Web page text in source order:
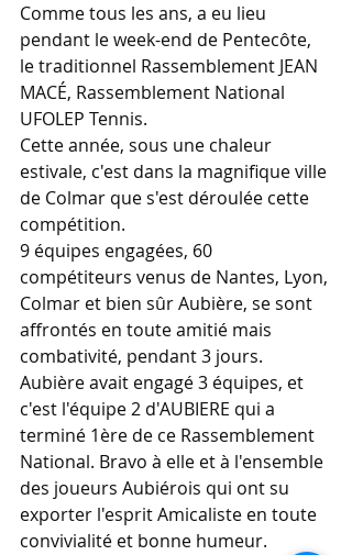
Comme tous les ans, a eu lieu
pendant le week-end de Pentecôte,
le traditionnel Rassemblement JEAN
MACÉ, Rassemblement National
UFOLEP Tennis.
Cette année, sous une chaleur
estivale, c'est dans la magnifique ville
de Colmar que s'est déroulée cette
compétition.
9 équipes engagées, 60
compétiteurs venus de Nantes, Lyon,
Colmar et bien sûr Aubière, se sont
affrontés en toute amitié mais
combativité, pendant 3 jours.
Aubière avait engagé 3 équipes, et
c'est l'équipe 2 d'AUBIERE qui a
terminé 1ère de ce Rassemblement
National. Bravo à elle et à l'ensemble
des joueurs Aubiérois qui ont su
exporter l'esprit Amicaliste en toute
convivialité et bonne humeur.